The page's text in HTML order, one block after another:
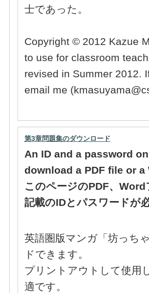
士であった。
Copyright © 2012 Kazue
to use for classroom
revised in Summer 2012.
email me
第3章問題集のダウンロード
An ID and a password
download a PDF file or a
このページのPDF、
記載のIDとパスワードが
英語圏版マンガ「坊っち
ドできます。
プリントアウトして使用
適です。